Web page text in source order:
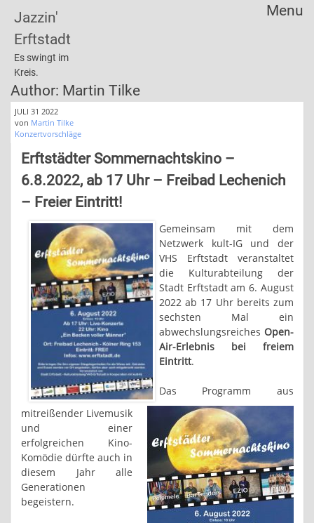
Jazzin'
Erftstadt
Es swingt im
Kreis.
Menu
Author: Martin Tilke
JULI 31 2022
von Martin Tilke
Konzertvorschläge
Erftstädter Sommernachtskino –
6.8.2022, ab 17 Uhr – Freibad Lechenich
– Freier Eintritt!
Gemeinsam mit dem
Netzwerk kult-IG und der
VHS Erftstadt veranstaltet
die Kulturabteilung der
Stadt Erftstadt am 6. August
2022 ab 17 Uhr bereits zum
sechsten Mal ein
abwechslungsreiches Open-
Air-Erlebnis bei freiem
Eintritt.
Das Programm aus
mitreißender Livemusik
und einer
erfolgreichen Kino-
Komödie dürfte auch in
diesem Jahr alle
Generationen
begeistern.